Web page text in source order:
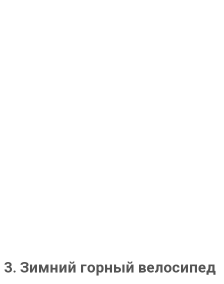
3. Зимний горный велосипед